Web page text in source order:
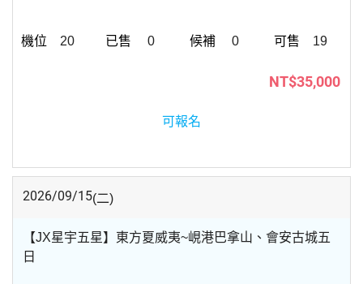
20 0 0 19
NT$35,000
可報名
2026/09/15(二)
【JX星宇五星】東方夏威夷~峴港巴拿山、會安古城五
日